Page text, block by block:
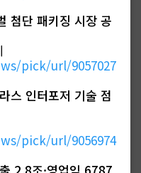
첨단 패키징 시장 공
pick/url/9057027
스 인터포저 기술 점
pick/url/9056974